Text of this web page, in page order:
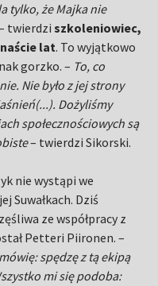
tylko, że Majka nie
twierdziszkoleniowiec,
lat. To wyjątkowo
gorzko. – To, co
Nie było z jej strony
Dożyliśmy
społecznościowych są
– twierdzi Sikorski.
nie wystąpi we
Suwałkach. Dziś
ze współpracy z
Petteri Piironen. –
spędzę z tą ekipą
mi się podoba: